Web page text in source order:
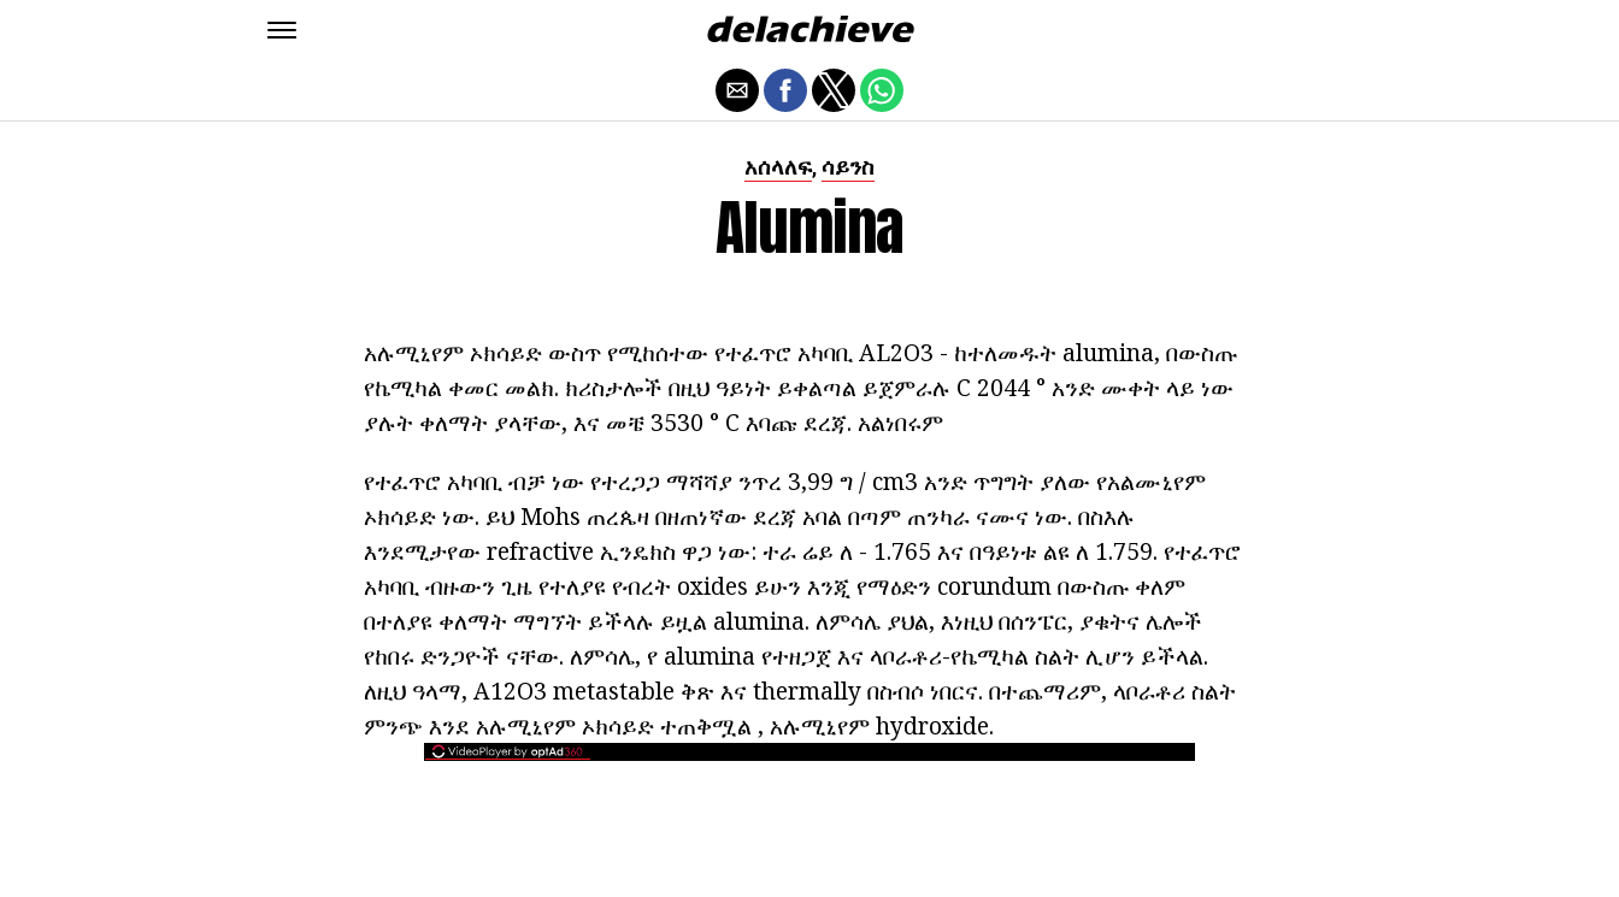
አሰላለፍ, ሳይንስ
Alumina
አሉሚኒየም ኦክሳይድ ውስጥ የሚከሰተው የተፈጥሮ አካባቢ AL2O3 - ከተለመዱት alumina, በውስጡ
የኬሚካል ቀመር መልክ. ክሪስታሎች በዚህ ዓይነት ይቀልጣል ይጀምራሉ C 2044 ° አንድ ሙቀት ላይ ነው
ያሉት ቀለማት ያላቸው, እና መቼ 3530 ° C እባጩ ደረጃ. አልነበሩም
የተፈጥሮ አካባቢ ብቻ ነው የተረጋጋ ማሻሻያ ንጥረ 3,99 ግ / cm3 አንድ ጥግግት ያለው የአልሙኒየም
ኦክሳይድ ነው. ይህ Mohs ጠረጴዛ በዘጠነኛው ደረጃ አባል በጣም ጠንካራ ናሙና ነው. በስእሉ
እንደሚታየው refractive ኢንዴክስ ዋጋ ነው: ተራ ሬይ ለ - 1.765 እና በዓይነቱ ልዩ ለ 1.759. የተፈጥሮ
አካባቢ ብዙውን ጊዜ የተለያዩ የብረት oxides ይሁን እንጂ የማዕድን corundum በውስጡ ቀለም
በተለያዩ ቀለማት ማግኘት ይችላሉ ይዟል alumina. ለምሳሌ ያህል, እነዚህ በሰንፔር, ያቁትና ሌሎች
የከበሩ ድንጋዮች ናቸው. ለምሳሌ, የ alumina የተዘጋጀ እና ላቦራቶሪ-የኬሚካል ስልት ሊሆን ይችላል.
ለዚህ ዓላማ, A12O3 metastable ቅጽ እና thermally በስብሶ ነበርና. በተጨማሪም, ላቦራቶሪ ስልት
ምንጭ እንደ አሉሚኒየም ኦክሳይድ ተጠቅሟል , አሉሚኒየም hydroxide.